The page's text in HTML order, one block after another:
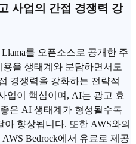
사업의 간접 경쟁력 강
를 오픈소스로 공개한 주
을 생태계와 분담하면서도
경쟁력을 강화하는 전략적
업이 핵심이며, AI는 광고 효
은 AI 생태계가 형성될수록
향상됩니다. 또한 AWS와의
Bedrock에서 유료로 제공